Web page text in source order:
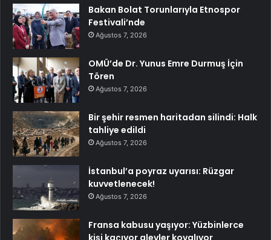
Bakan Bolat Torunlarıyla Etnospor
Festivali’nde
Ağustos 7, 2026
OMÜ’de Dr. Yunus Emre Durmuş İçin
Tören
Ağustos 7, 2026
Bir şehir resmen haritadan silindi: Halk
tahliye edildi
Ağustos 7, 2026
İstanbul’a poyraz uyarısı: Rüzgar
kuvvetlenecek!
Ağustos 7, 2026
Fransa kabusu yaşıyor: Yüzbinlerce
kişi kaçıyor alevler kovalıyor